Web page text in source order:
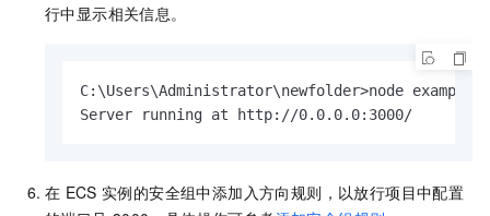
行中显示相关信息。
C:\Users\Administrator\newfolder>node
Server running at http://0.0.0.0:3000/
在 ECS 实例的安全组中添加入方向规则，以放行项目中配置